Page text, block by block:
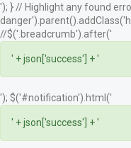
'); } // Highlight any found
//$('.breadcrumb').after('
' + json['success'] + '
'); $('#notification').html('
' + json['success'] + '